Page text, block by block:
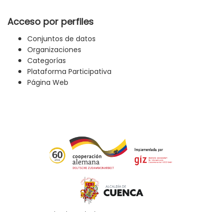
Acceso por perfiles
Conjuntos de datos
Organizaciones
Categorías
Plataforma Participativa
Página Web